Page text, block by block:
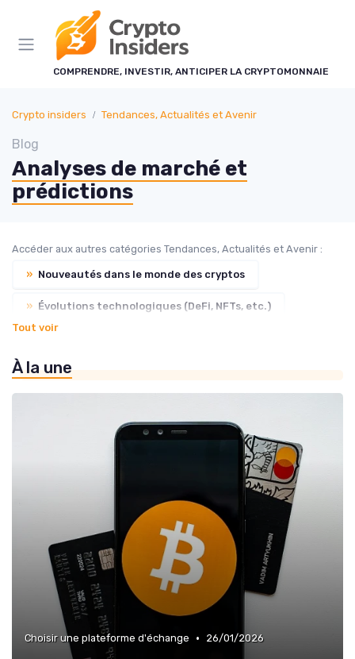
COMPRENDRE, INVESTIR, ANTICIPER LA CRYPTOMONNAIE
Crypto insiders Tendances, Actualités et Avenir
Blog
Analyses de marché et
prédictions
Accéder aux autres catégories Tendances, Actualités et Avenir :
» Nouveautés dans le monde des cryptos
» Évolutions technologiques (DeFi, NFTs, etc.)
» Futur des investissements en cryptomonnaies
Tout voir
À la une
Choisir une plateforme d'échange • 26/01/2026
Panneau de gestion des cookies